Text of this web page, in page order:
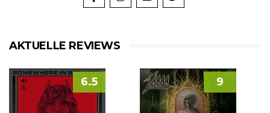
AKTUELLE REVIEWS
6.5 9